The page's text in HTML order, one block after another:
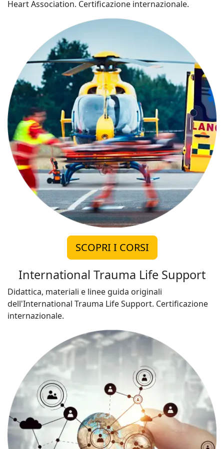
Heart Association. Certificazione internazionale.
SCOPRI I CORSI
International Trauma Life Support
Didattica, materiali e linee guida originali
dell'International Trauma Life Support. Certificazione
internazionale.